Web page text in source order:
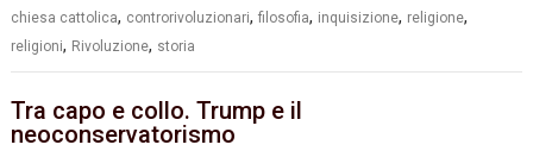
chiesa cattolica, controrivoluzionari,filosofia, inquisizione, religione,
religioni, Rivoluzione, storia
Tra capo e collo. Trump e il
neoconservatorismo